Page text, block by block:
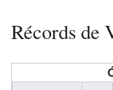
Récords de